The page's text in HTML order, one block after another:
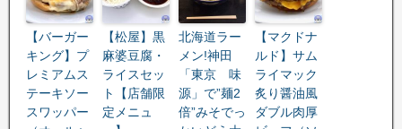
【バーガー
キング】プ
レミアムス
テーキソー
スワッパー
【松屋】黒
麻婆豆腐・
ライスセッ
ト【店舗限
定メニュ
北海道ラー
メン!神田
「東京 味
源」で”麺2
倍”みそでっ
【マクドナ
ルド】サム
ライマック
炙り醤油風
ダブル肉厚